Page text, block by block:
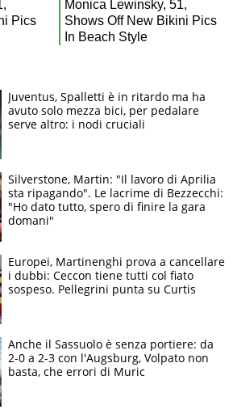
Juventus, Spalletti è in ritardo ma ha
avuto solo mezza bici, per pedalare
serve altro: i nodi cruciali
Silverstone, Martin: "Il lavoro di Aprilia
sta ripagando". Le lacrime di Bezzecchi:
"Ho dato tutto, spero di finire la gara
domani"
Europei, Martinenghi prova a cancellare
i dubbi: Ceccon tiene tutti col fiato
sospeso. Pellegrini punta su Curtis
Anche il Sassuolo è senza portiere: da
2-0 a 2-3 con l'Augsburg, Volpato non
basta, che errori di Muric